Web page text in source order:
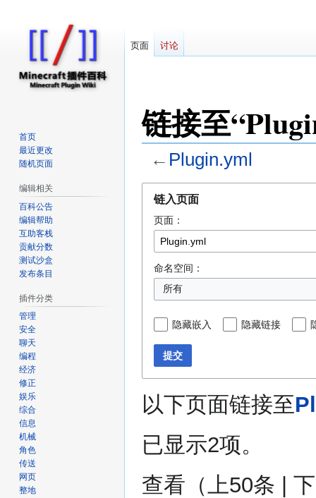
因近日遭受攻
链接至
← Plugin.yml
链入页面
页面：
命名空间：
隐藏嵌入 隐藏链接
提交
以下页面链接至
已显示2项。
查看（ 上50条 |
页面 讨论
首页
最近更改
随机页面
编辑相关
百科公告
编辑帮助
互助客栈
贡献分数
测试沙盒
发布条目
插件分类
管理
安全
聊天
编程
经济
修正
娱乐
综合
信息
机械
角色
传送
网页
整地